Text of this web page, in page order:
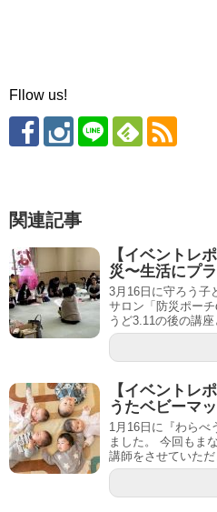
Fllow us!
関連記事
【イベントレ
災〜生活にプ
3月16日に守ろう子
サロン「防災ポー
うど3.11の後の講
【イベントレ
うたベビーマ
1月16日に『わらべ
ました。 今回もま
講師をさせていた